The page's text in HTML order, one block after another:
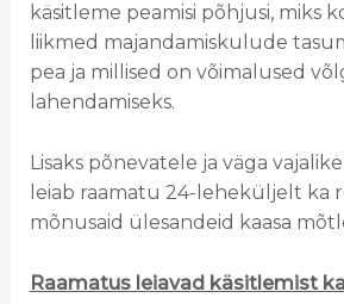
käsitleme peamisi põhjusi, miks
liikmed majandamiskulude
pea ja millised on võimalused
lahendamiseks.
Lisaks põnevatele ja väga
leiab raamatu 24-leheküljelt ka
mõnusaid ülesandeid kaasa
Raamatus leiavad käsitlemist